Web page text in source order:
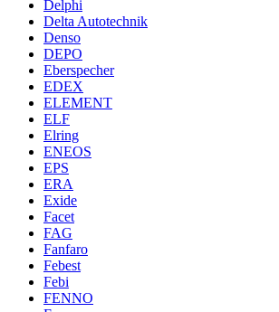
Delphi
Delta Autotechnik
Denso
DEPO
Eberspecher
EDEX
ELEMENT
ELF
Elring
ENEOS
EPS
ERA
Exide
Facet
FAG
Fanfaro
Febest
Febi
FENNO